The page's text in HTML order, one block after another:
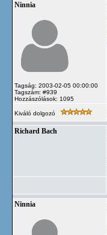
Ninnia
Tagság: 2003-02-05 00:00:00
Tagszám: #939
Hozzászólások: 1095
Kiváló dolgozó
Richard Bach
Ninnia